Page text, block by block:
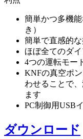
簡単かつ多機
き）
簡単で直感的
ほぼ全てのダ
4つの運転モー
KNFの真空ポ
わせることで
ます
PC制御用USB
ダウンロード